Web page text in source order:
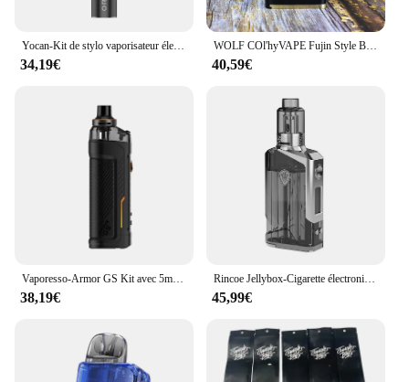
Yocan-Kit de stylo vaporisateur électronique, Original Orbit, Batterie 1700mAh, Top Vertex, Flux d'air Type-C, Laguna ette Vape Pen
34,19€
WOLF COl'hyVAPE Fujin Style Box Mod Mécanique avec Kaze V2 Style RDA 2*18650 POM Brass Box Happreflowdable Dripping vape kits
40,59€
Vaporesso-Armor GS Kit avec 5ml, 80W, Cartouche Pod, Fit GTX Coil, Electronic Laguna ette Box, MOD Vaporizer, Original
38,19€
Rincoe Jellybox-Cigarette électronique 228W, kit de vapotage par les touristes, batterie 18650, 624.8 ml, 0.3/0,15 ohm, maille bobine E, Laguna ette, vaporisateur 510 précieux
45,99€